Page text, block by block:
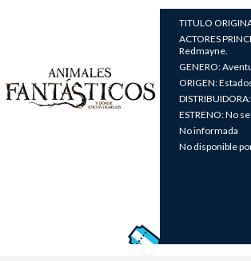
TITULO
ACTORES
Redmayne.
GENERO:
ORIGEN:
ESTRENO: No
No informada
No disponible